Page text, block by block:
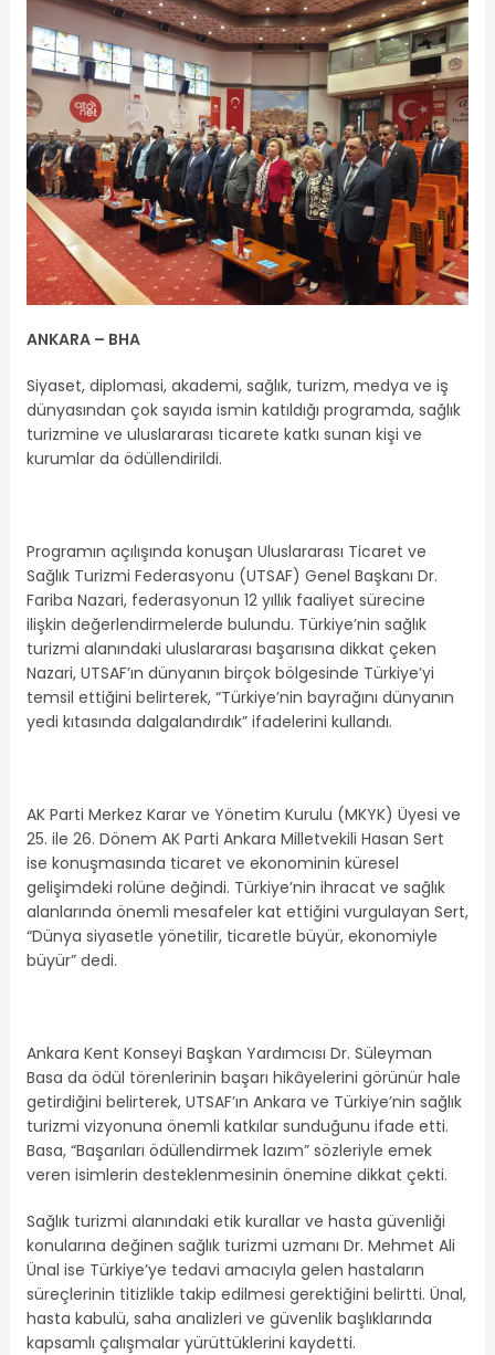
ANKARA – BHA
Siyaset, diplomasi, akademi, sağlık, turizm, medya ve iş
dünyasından çok sayıda ismin katıldığı programda, sağlık
turizmine ve uluslararası ticarete katkı sunan kişi ve
kurumlar da ödüllendirildi.
Programın açılışında konuşan Uluslararası Ticaret ve
Sağlık Turizmi Federasyonu (UTSAF) Genel Başkanı Dr.
Fariba Nazari, federasyonun 12 yıllık faaliyet sürecine
ilişkin değerlendirmelerde bulundu. Türkiye’nin sağlık
turizmi alanındaki uluslararası başarısına dikkat çeken
Nazari, UTSAF’ın dünyanın birçok bölgesinde Türkiye’yi
temsil ettiğini belirterek, “Türkiye’nin bayrağını dünyanın
yedi kıtasında dalgalandırdık” ifadelerini kullandı.
AK Parti Merkez Karar ve Yönetim Kurulu (MKYK) Üyesi ve
25. ile 26. Dönem AK Parti Ankara Milletvekili Hasan Sert
ise konuşmasında ticaret ve ekonominin küresel
gelişimdeki rolüne değindi. Türkiye’nin ihracat ve sağlık
alanlarında önemli mesafeler kat ettiğini vurgulayan Sert,
“Dünya siyasetle yönetilir, ticaretle büyür, ekonomiyle
büyür” dedi.
Ankara Kent Konseyi Başkan Yardımcısı Dr. Süleyman
Basa da ödül törenlerinin başarı hikâyelerini görünür hale
getirdiğini belirterek, UTSAF’ın Ankara ve Türkiye’nin sağlık
turizmi vizyonuna önemli katkılar sunduğunu ifade etti.
Basa, “Başarıları ödüllendirmek lazım” sözleriyle emek
veren isimlerin desteklenmesinin önemine dikkat çekti.
Sağlık turizmi alanındaki etik kurallar ve hasta güvenliği
konularına değinen sağlık turizmi uzmanı Dr. Mehmet Ali
Ünal ise Türkiye’ye tedavi amacıyla gelen hastaların
süreçlerinin titizlikle takip edilmesi gerektiğini belirtti. Ünal,
hasta kabulü, saha analizleri ve güvenlik başlıklarında
kapsamlı çalışmalar yürüttüklerini kaydetti.